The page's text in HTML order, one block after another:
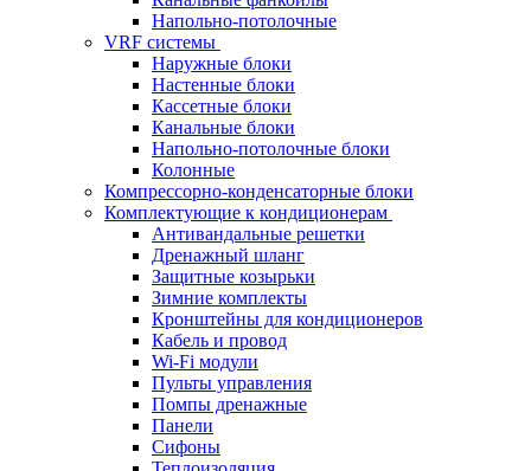
Напольно-потолочные
VRF системы
Наружные блоки
Настенные блоки
Кассетные блоки
Канальные блоки
Напольно-потолочные блоки
Колонные
Компрессорно-конденсаторные блоки
Комплектующие к кондиционерам
Антивандальные решетки
Дренажный шланг
Защитные козырьки
Зимние комплекты
Кронштейны для кондиционеров
Кабель и провод
Wi-Fi модули
Пульты управления
Помпы дренажные
Панели
Сифоны